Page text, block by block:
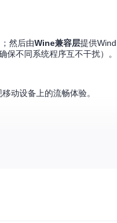
然后由Wine兼容层提供Wind
保不同系统程序互不干扰）。
动设备上的流畅体验。
标，手机瞬间变身为便携办公